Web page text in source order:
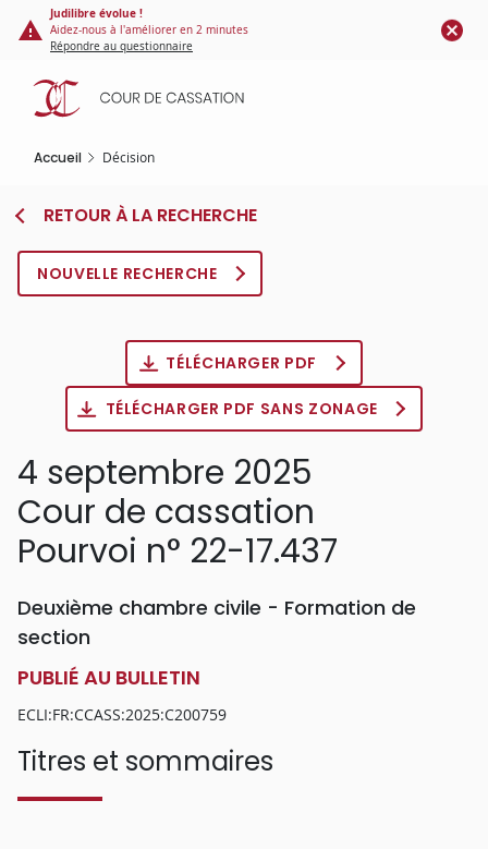
Panneau de gestion des cookies
contenu
principal
Judilibre évolue !
Aidez-nous à l'améliorer en 2 minutes
Répondre au questionnaire
Accueil Décision
RETOUR À LA RECHERCHE
NOUVELLE RECHERCHE
TÉLÉCHARGER PDF
TÉLÉCHARGER PDF SANS ZONAGE
4 septembre 2025
Cour de cassation
Pourvoi n° 22-17.437
Deuxième chambre civile - Formation de
section
PUBLIÉ AU BULLETIN
ECLI:FR:CCASS:2025:C200759
Titres et sommaires